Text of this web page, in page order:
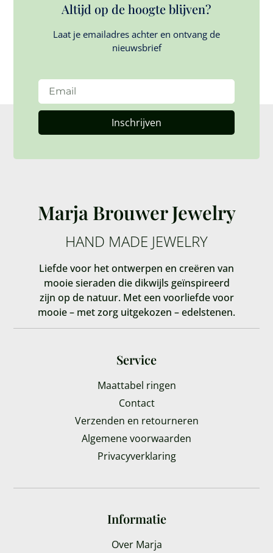
Altijd op de hoogte blijven?
Laat je emailadres achter en ontvang de
nieuwsbrief
Inschrijven
Marja Brouwer Jewelry
HAND MADE JEWELRY
Liefde voor het ontwerpen en creëren van
mooie sieraden die dikwijls geïnspireerd
zijn op de natuur. Met een voorliefde voor
mooie – met zorg uitgekozen – edelstenen.
Service
Maattabel ringen
Contact
Verzenden en retourneren
Algemene voorwaarden
Privacyverklaring
Informatie
Over Marja